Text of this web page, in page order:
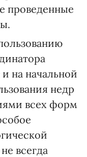
проведенные
на начальной
недр
всех форм
всегда